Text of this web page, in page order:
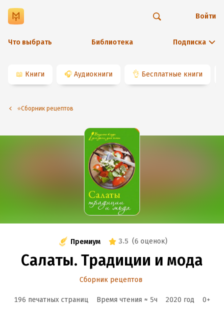
Что выбрать Библиотека Подписка
Войти
📖 Книги 🎧 Аудиокниги 👌 Бесплатные книги
⭐️Сборник рецептов
Премиум 3.5 (6 оценок)
Салаты. Традиции и мода
Сборник рецептов
196 печатных страниц Время чтения ≈ 5ч 2020 год 0+